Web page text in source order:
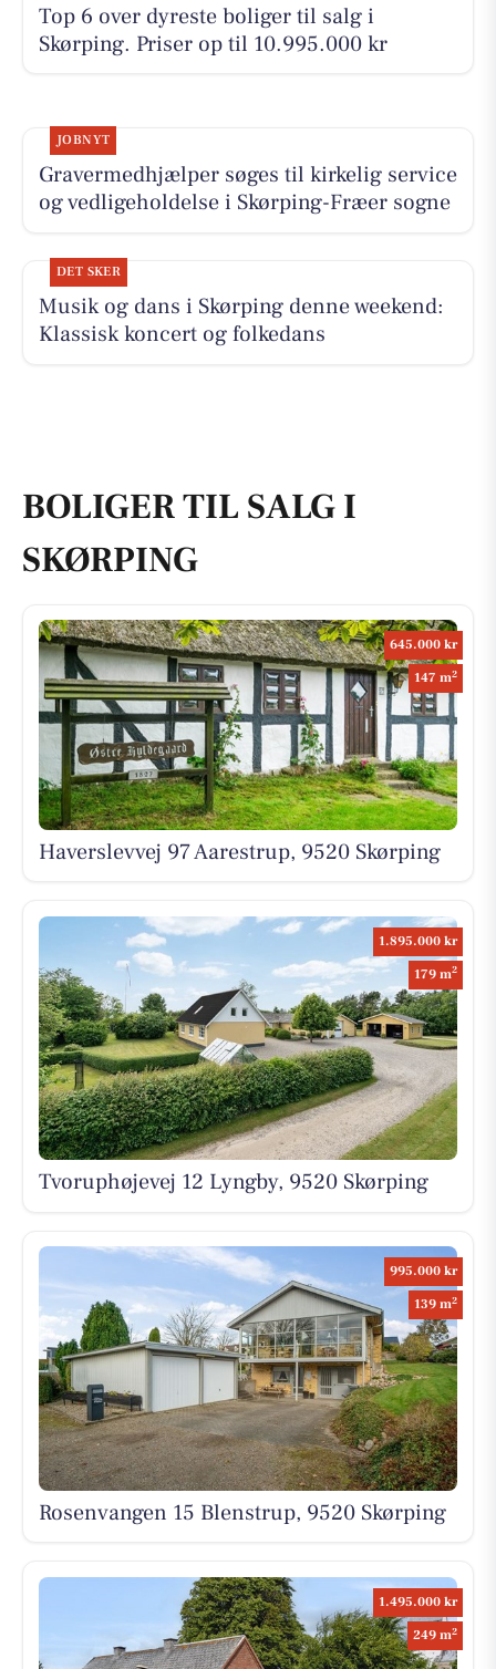
Top 6 over dyreste boliger til salg i
Skørping. Priser op til 10.995.000 kr
JOBNYT
Gravermedhjælper søges til kirkelig service
og vedligeholdelse i Skørping-Fræer sogne
DET SKER
Musik og dans i Skørping denne weekend:
Klassisk koncert og folkedans
BOLIGER TIL SALG I
SKØRPING
645.000 kr
147 m2
Haverslevvej 97 Aarestrup, 9520 Skørping
1.895.000 kr
179 m2
Tvoruphøjevej 12 Lyngby, 9520 Skørping
995.000 kr
139 m2
Rosenvangen 15 Blenstrup, 9520 Skørping
1.495.000 kr
249 m2